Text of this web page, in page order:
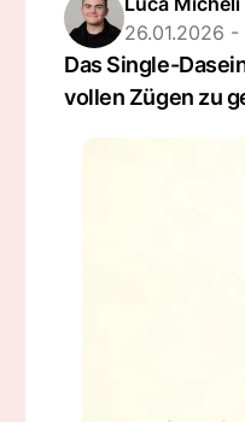
26.01.2026 -
Das Single-
vollen Zügen zu